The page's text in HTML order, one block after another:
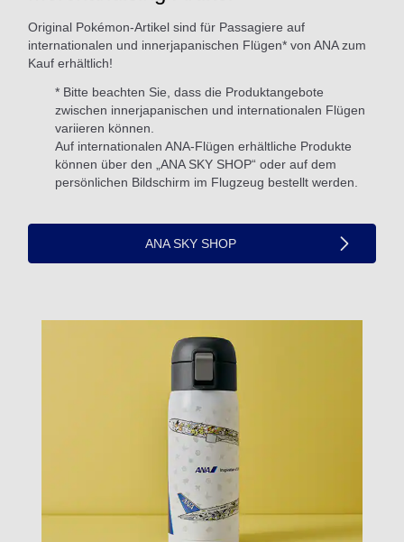
Original Pokémon-Artikel sind für Passagiere auf
internationalen und innerjapanischen Flügen* von ANA zum
Kauf erhältlich!
* Bitte beachten Sie, dass die Produktangebote
zwischen innerjapanischen und internationalen Flügen
variieren können.
Auf internationalen ANA-Flügen erhältliche Produkte
können über den „ANA SKY SHOP“ oder auf dem
persönlichen Bildschirm im Flugzeug bestellt werden.
ANA SKY SHOP